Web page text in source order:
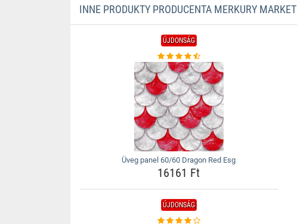
INNE PRODUKTY PRODUCENTA MERKURY MARKET
ÚJDONSÁG
Üveg panel 60/60 Dragon Red Esg
16161 Ft
ÚJDONSÁG